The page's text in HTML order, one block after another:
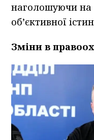
наголошуючи на
об’єктивної
Зміни в